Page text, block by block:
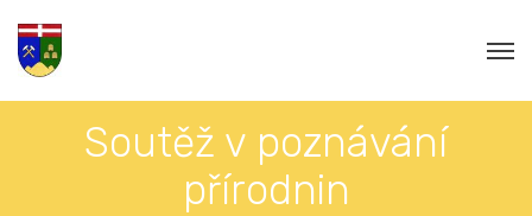
Soutěž v poznávání
přírodnin